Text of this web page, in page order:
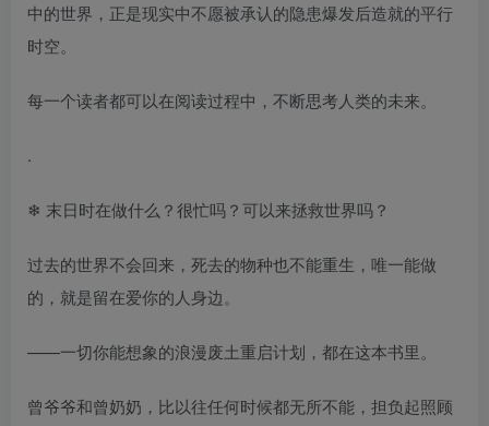
中的世界，正是现实中不愿被承认的隐患爆发后造就的平行
时空。
每一个读者都可以在阅读过程中，不断思考人类的未来。
.
❄ 末日时在做什么？很忙吗？可以来拯救世界吗？
过去的世界不会回来，死去的物种也不能重生，唯一能做
的，就是留在爱你的人身边。
——一切你能想象的浪漫废土重启计划，都在这本书里。
曾爷爷和曾奶奶，比以往任何时候都无所不能，担负起照顾